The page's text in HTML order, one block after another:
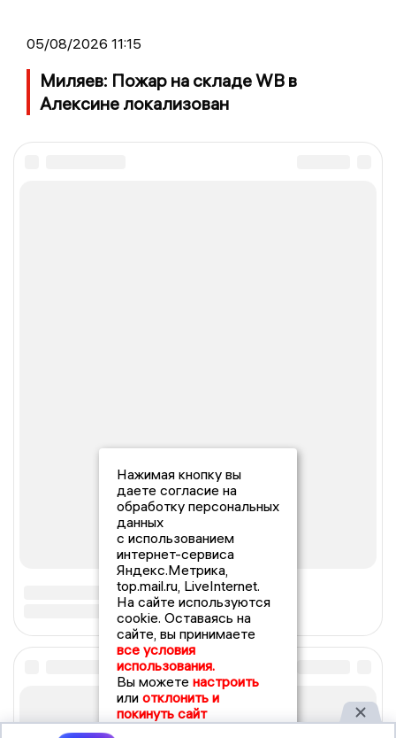
05/08/2026 11:15
Миляев: Пожар на складе WB в
Алексине локализован
Нажимая кнопку вы
даете согласие на
обработку персональных
данных
с использованием
интернет-сервиса
Яндекс.Метрика,
top.mail.ru, LiveInternet.
На сайте используются
cookie. Оставаясь на
сайте, вы принимаете
все условия
использования.
Вы можете настроить
или отклонить и
покинуть сайт